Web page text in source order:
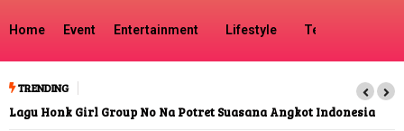
Home Event Entertainment Lifestyle Tech
TRENDING
Lagu Honk Girl Group No Na Potret Suasana Angkot Indonesia